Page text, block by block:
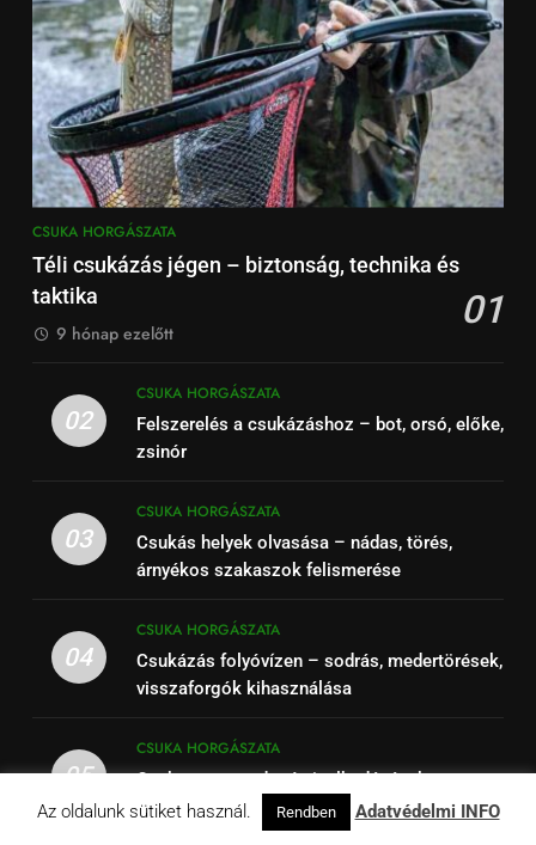
CSUKA HORGÁSZATA
Téli csukázás jégen – biztonság, technika és
taktika
01
9 hónap ezelőtt
02
CSUKA HORGÁSZATA
Felszerelés a csukázáshoz – bot, orsó, előke,
zsinór
03
CSUKA HORGÁSZATA
Csukás helyek olvasása – nádas, törés,
árnyékos szakaszok felismerése
04
CSUKA HORGÁSZATA
Csukázás folyóvízen – sodrás, medertörések,
visszaforgók kihasználása
05
CSUKA HORGÁSZATA
Csuka – a ragadozó viselkedésének
megértése a siker kulcsa
Az oldalunk sütiket használ. Rendben Adatvédelmi INFO